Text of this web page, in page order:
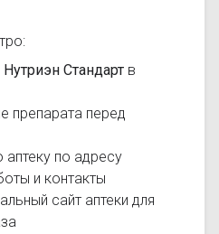
Нутриэн Стандарт в
препарата перед
по адресу
и контакты
сайт аптеки для